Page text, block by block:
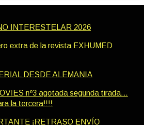
INTERESTELAR 2026
extra de la revista EXHUMED
DESDE ALEMANIA
nº3 agotada segunda tirada…
la tercera!!!!
¡RETRASO ENVÍO